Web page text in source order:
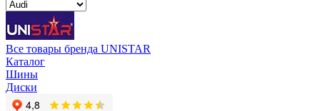
Все товары бренда UNISTAR
Каталог
Шины
Диски